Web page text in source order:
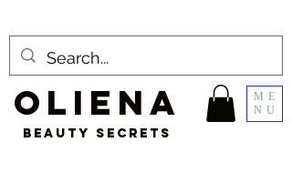
ME
NU
OLIENA
BEAUTY SECRETS